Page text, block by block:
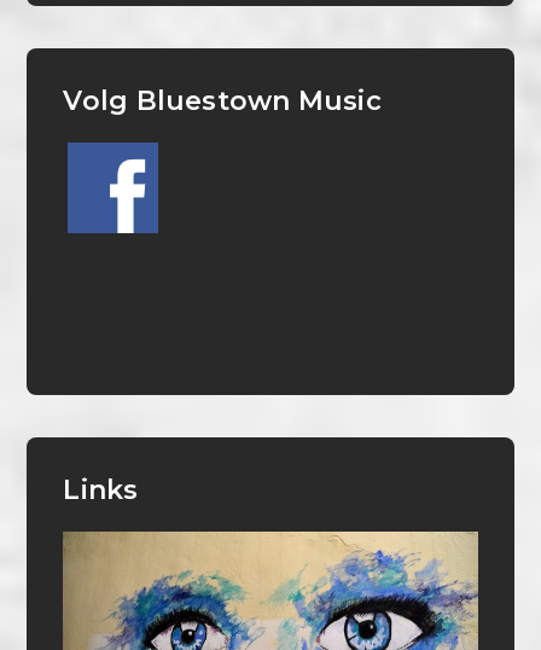
Volg Bluestown Music
Links